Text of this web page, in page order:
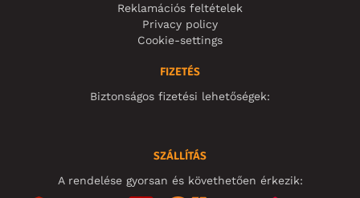
Reklamációs feltételek
Privacy policy
Cookie-settings
FIZETÉS
Biztonságos fizetési lehetőségek:
SZÁLLÍTÁS
A rendelése gyorsan és követhetően érkezik: